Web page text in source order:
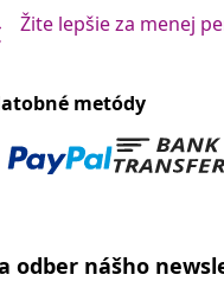
Žite lepšie za menej
metódy
odber nášho